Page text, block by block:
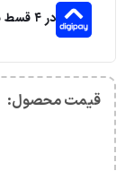
در ۴ قسط با دیجی‌پی
قیمت محصول:​